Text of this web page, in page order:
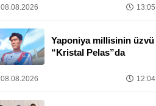
08.08.2026 13:05
Yaponiya millisinin üzvü
“Kristal Pelas”da
08.08.2026 12:04